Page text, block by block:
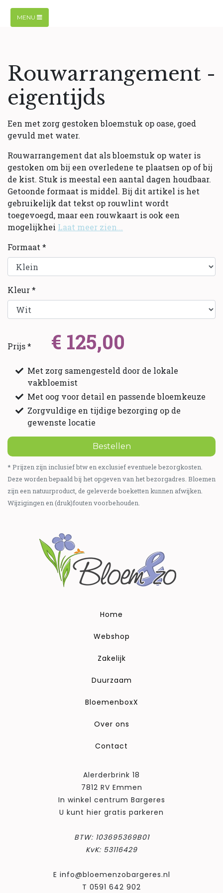
MENU
Rouwarrangement -
eigentijds
Een met zorg gestoken bloemstuk op oase, goed
gevuld met water.
Rouwarrangement dat als bloemstuk op water is
gestoken om bij een overledene te plaatsen op of bij
de kist. Stuk is meestal een aantal dagen houdbaar.
Getoonde formaat is middel. Bij dit artikel is het
gebruikelijk dat tekst op rouwlint wordt
toegevoegd, maar een rouwkaart is ook een
mogelijkhei Laat meer zien...
Formaat *
Kleur *
Prijs * € 125,00
Met zorg samengesteld door de lokale
vakbloemist
Met oog voor detail en passende bloemkeuze
Zorgvuldige en tijdige bezorging op de
gewenste locatie
Bestellen
* Prijzen zijn inclusief btw en exclusief eventuele bezorgkosten.
Deze worden bepaald bij het opgeven van het bezorgadres. Bloemen
zijn een natuurproduct, de geleverde boeketten kunnen afwijken.
Wijzigingen en (druk)fouten voorbehouden.
Home
Webshop
Zakelijk
Duurzaam
BloemenboxX
Over ons
Contact
Alerderbrink 18
7812 RV Emmen
In winkel centrum Bargeres
U kunt hier gratis parkeren
BTW: 103695369B01
KvK: 53116429
E info@bloemenzobargeres.nl
T 0591 642 902